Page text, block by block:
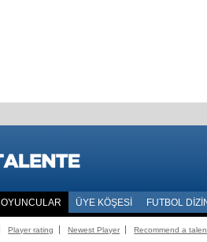
OYUNCULAR ÜYE KÖŞESI FUTBOL
Player rating Newest Player
Recommend a